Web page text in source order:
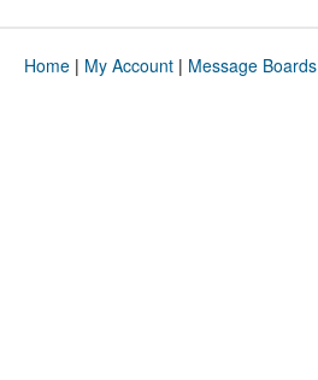
Home| My Account| Message Boards